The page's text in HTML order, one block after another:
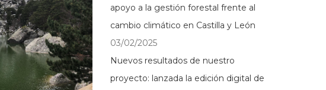
apoyo a la gestión forestal frente al
cambio climático en Castilla y León
03/02/2025
Nuevos resultados de nuestro
proyecto: lanzada la edición digital de